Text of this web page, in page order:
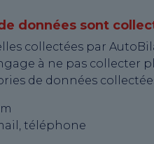
données sont
collectées par
à ne pas collecter
de données
téléphone